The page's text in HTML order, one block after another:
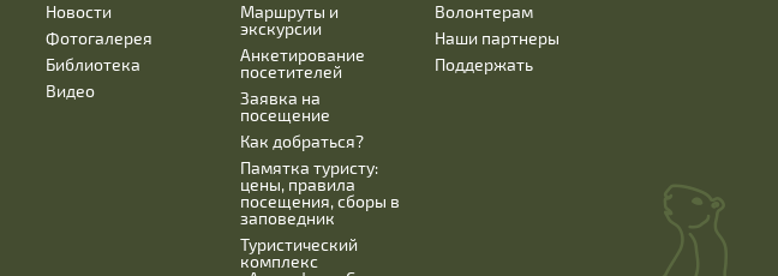
Новости
Фотогалерея
Библиотека
Видео
Маршруты и
экскурсии
Анкетирование
посетителей
Заявка на
посещение
Как добраться?
Памятка туристу:
цены, правила
посещения, сборы в
заповедник
Туристический
комплекс
Волонтерам
Наши партнеры
Поддержать